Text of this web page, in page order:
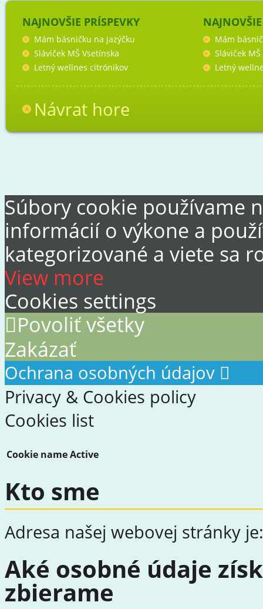
NAJNOVŠIE PRÍSPEVKY
Mám básničku na jazýčku
Sláviček MŠ Vsetínska
Letný wellnes citrónikov
Mám
Sláviček
Letný
Návrat hore
Súbory cookie používame
informácií o výkone a
kategorizované a viete sa
View more
Cookies settings
Povoliť všetky
Zakázať
Ochrana osobných údajov
Privacy & Cookies policy
Cookies list
Cookie nameActive
Kto sme
Adresa našej webovej stránky
Aké osobné údaje
zbierame